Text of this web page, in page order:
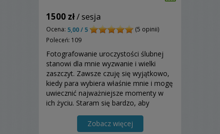
1500 zł/ sesja
Ocena: 5,00 / 5
(5 opinii)
Poleceń: 109
Fotografowanie uroczystości ślubnej
stanowi dla mnie wyzwanie i wielki
zaszczyt. Zawsze czuję się wyjątkowo,
kiedy para wybiera właśnie mnie i mogę
uwiecznić najważniejsze momenty w
ich życiu. Staram się bardzo, aby
profesjonalny.Zobacz więcej